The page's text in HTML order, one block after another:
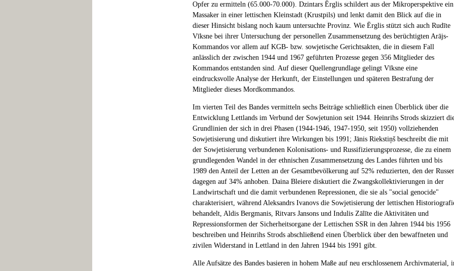
Opfer zu ermitteln (65.000-70.000). Dzintars Ērglis schildert aus der Mikroperspektive ein
Massaker in einer lettischen Kleinstadt (Krustpils) und lenkt damit den Blick auf die in
dieser Hinsicht bislang noch kaum untersuchte Provinz. Wie Ērglis stützt sich auch Rudīte
Vīksne bei ihrer Untersuchung der personellen Zusammensetzung des berüchtigten Arājs-
Kommandos vor allem auf KGB- bzw. sowjetische Gerichtsakten, die in diesem Fall
anlässlich der zwischen 1944 und 1967 geführten Prozesse gegen 356 Mitglieder des
Kommandos entstanden sind. Auf dieser Quellengrundlage gelingt Vīksne eine
eindrucksvolle Analyse der Herkunft, der Einstellungen und späteren Bestrafung der
Mitglieder dieses Mordkommandos.
Im vierten Teil des Bandes vermitteln sechs Beiträge schließlich einen Überblick über die
Entwicklung Lettlands im Verbund der Sowjetunion seit 1944. Heinrihs Strods skizziert
Grundlinien der sich in drei Phasen (1944-1946, 1947-1950, seit 1950) vollziehenden
Sowjetisierung und diskutiert ihre Wirkungen bis 1991; Jānis Riekstiņš beschreibt die mit
der Sowjetisierung verbundenen Kolonisations- und Russifizierungsprozesse, die zu einem
grundlegenden Wandel in der ethnischen Zusammensetzung des Landes führten und bis
1989 den Anteil der Letten an der Gesamtbevölkerung auf 52% reduzierten, den der
dagegen auf 34% anhoben. Daina Bleiere diskutiert die Zwangskollektivierungen in der
Landwirtschaft und die damit verbundenen Repressionen, die sie als "social genocide"
charakterisiert, während Aleksandrs Ivanovs die Sowjetisierung der lettischen
behandelt, Aldis Bergmanis, Ritvars Jansons und Indulis Zālīte die Aktivitäten und
Repressionsformen der Sicherheitsorgane der Lettischen SSR in den Jahren 1944 bis 1956
beschreiben und Heinrihs Strods abschließend einen Überblick über den bewaffneten und
zivilen Widerstand in Lettland in den Jahren 1944 bis 1991 gibt.
Alle Aufsätze des Bandes basieren in hohem Maße auf neu erschlossenem Archivmaterial,